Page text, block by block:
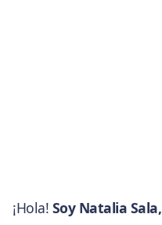
¡Hola! Soy Natalia